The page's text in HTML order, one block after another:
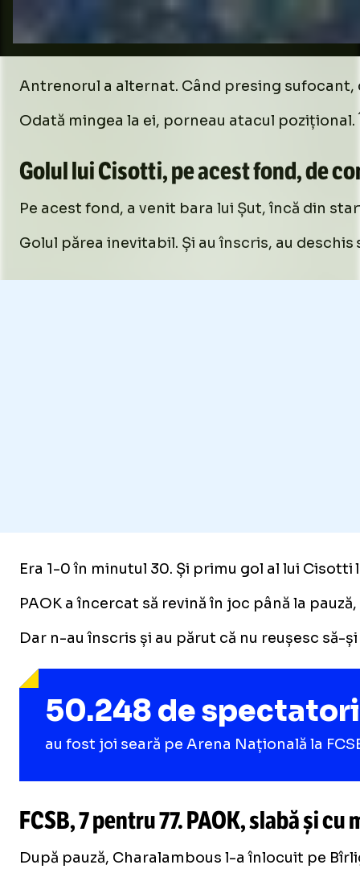
Antrenorul a alternat. Când presing sufocant,
Odată mingea la ei, porneau atacul
Golul lui Cisotti, pe acest fond, de
Pe acest fond, a venit bara lui Șut, încă din
Golul părea inevitabil. Și au înscris, au
Era 1-0 în minutul 30. Și primu gol al lui Cisotti
PAOK a încercat să revină în joc până la
Dar n-au înscris și au părut că nu reușesc
50.248 de spectatori
au fost joi seară pe Arena Națională la
FCSB, 7 pentru 77. PAOK, slabă și
După pauză, Charalambous l-a înlocuit pe